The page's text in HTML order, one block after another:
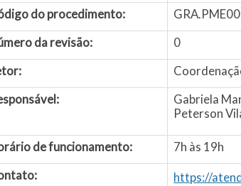
do procedimento:
da revisão:
0
Gabriela
Peterson
de funcionamento:
7h às 19h
https://